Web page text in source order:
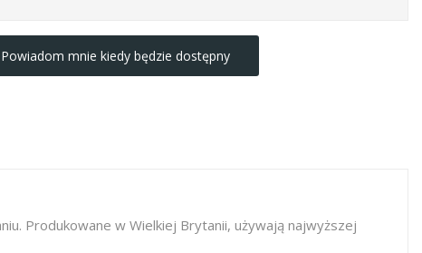
Powiadom mnie kiedy będzie dostępny
Produkowane w Wielkiej Brytanii, używają najwyższej